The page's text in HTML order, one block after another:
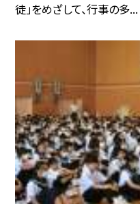
徒」をめざして、行事の多...